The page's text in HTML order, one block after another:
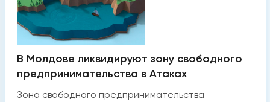
В Молдове ликвидируют зону свободного
предпринимательства в Атаках
Зона свободного предпринимательства